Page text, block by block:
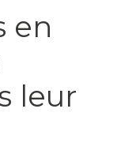
en
leur